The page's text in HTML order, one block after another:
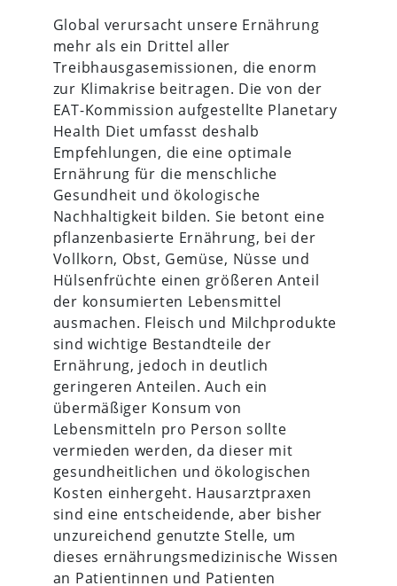
Global verursacht unsere Ernährung
mehr als ein Drittel aller
Treibhausgasemissionen, die enorm
zur Klimakrise beitragen. Die von der
EAT-Kommission aufgestellte Planetary
Health Diet umfasst deshalb
Empfehlungen, die eine optimale
Ernährung für die menschliche
Gesundheit und ökologische
Nachhaltigkeit bilden. Sie betont eine
pflanzenbasierte Ernährung, bei der
Vollkorn, Obst, Gemüse, Nüsse und
Hülsenfrüchte einen größeren Anteil
der konsumierten Lebensmittel
ausmachen. Fleisch und Milchprodukte
sind wichtige Bestandteile der
Ernährung, jedoch in deutlich
geringeren Anteilen. Auch ein
übermäßiger Konsum von
Lebensmitteln pro Person sollte
vermieden werden, da dieser mit
gesundheitlichen und ökologischen
Kosten einhergeht. Hausarztpraxen
sind eine entscheidende, aber bisher
unzureichend genutzte Stelle, um
dieses ernährungsmedizinische Wissen
an Patientinnen und Patienten